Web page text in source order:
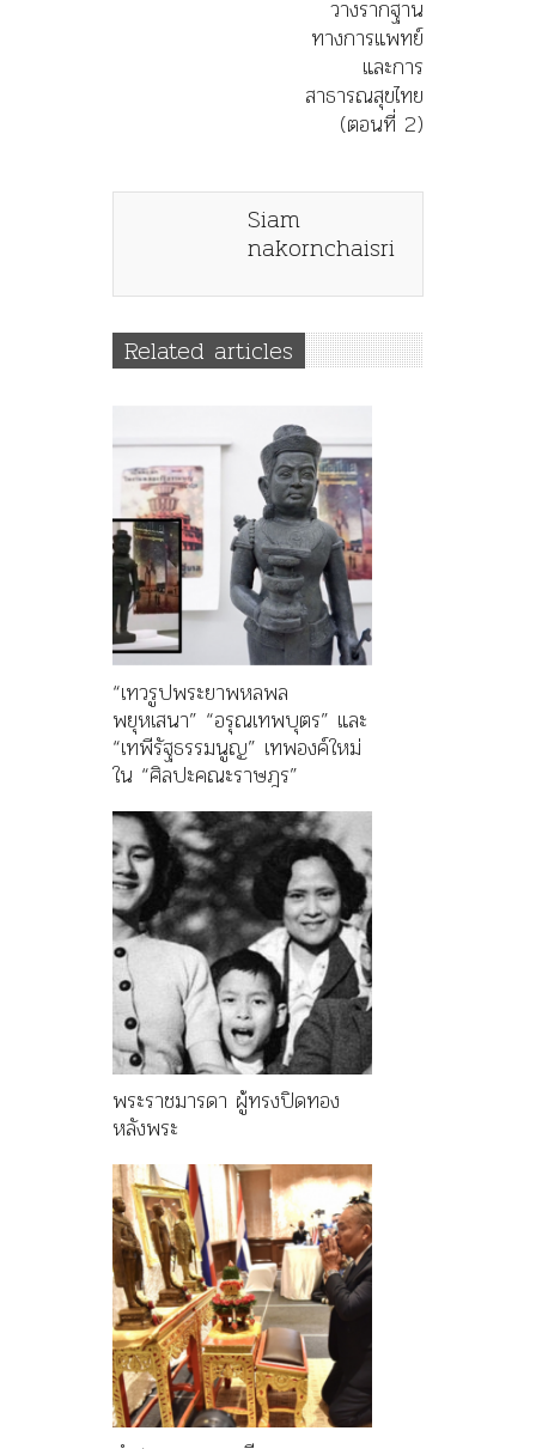
วางรากฐาน
ทางการแพทย์
และการ
สาธารณสุขไทย
(ตอนที่ 2)
Siam
nakornchaisri
Related articles
“เทวรูปพระยาพหลพล
พยุหเสนา” “อรุณเทพบุตร” และ
“เทพีรัฐธรรมนูญ” เทพองค์ใหม่
ใน “ศิลปะคณะราษฎร”
พระราชมารดา ผู้ทรงปิดทอง
หลังพระ